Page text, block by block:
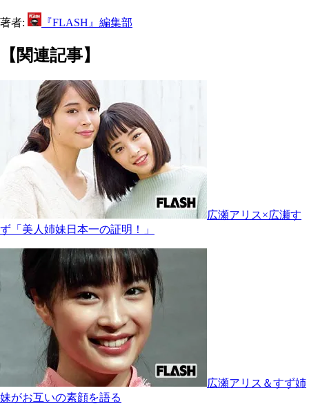
著者: 『FLASH』編集部
【関連記事】
広瀬アリス×広瀬す
ず「美人姉妹日本一の証明！」
広瀬アリス＆すず姉
妹がお互いの素顔を語る